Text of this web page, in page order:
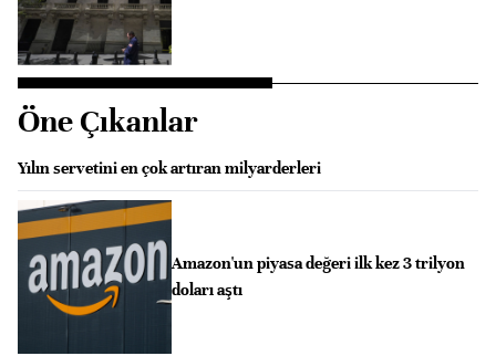
Öne Çıkanlar
Yılın servetini en çok artıran milyarderleri
Amazon'un piyasa değeri ilk kez 3 trilyon
doları aştı